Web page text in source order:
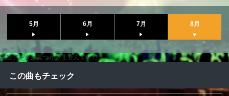
5月 6月 7月 8月
該当データが見つかりませんでした。
この曲もチェック